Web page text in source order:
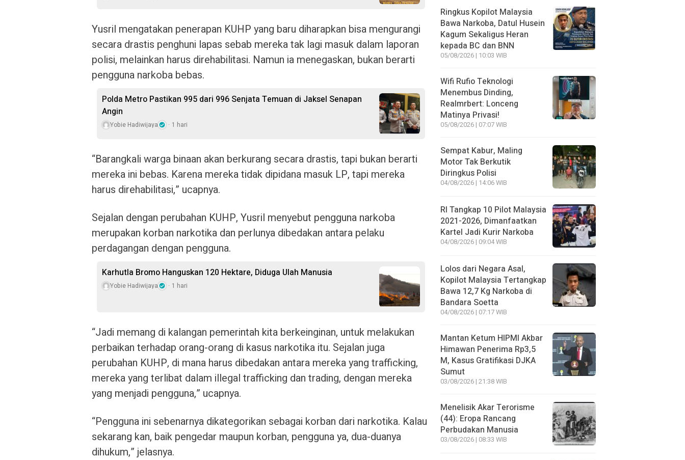
Yusril mengatakan penerapan KUHP yang baru diharapkan bisa mengurangi
secara drastis penghuni lapas sebab mereka tak lagi masuk dalam laporan
polisi, melainkan harus direhabilitasi. Namun ia menegaskan, bukan berarti
pengguna narkoba bebas.
Polda Metro Pastikan 995 dari 996 Senjata Temuan di Jaksel Senapan
Angin
Yobie Hadiwijaya 1 hari
“Barangkali warga binaan akan berkurang secara drastis, tapi bukan berarti
mereka ini bebas. Karena mereka tidak dipidana masuk LP, tapi mereka
harus direhabilitasi,” ucapnya.
Sejalan dengan perubahan KUHP, Yusril menyebut pengguna narkoba
merupakan korban narkotika dan perlunya dibedakan antara pelaku
perdagangan dengan pengguna.
Karhutla Bromo Hanguskan 120 Hektare, Diduga Ulah Manusia
Yobie Hadiwijaya 1 hari
“Jadi memang di kalangan pemerintah kita berkeinginan, untuk melakukan
perbaikan terhadap orang-orang di kasus narkotika itu. Sejalan juga
perubahan KUHP, di mana harus dibedakan antara mereka yang trafficking,
mereka yang terlibat dalam illegal trafficking dan trading, dengan mereka
yang menjadi pengguna,” ucapnya.
“Pengguna ini sebenarnya dikategorikan sebagai korban dari narkotika. Kalau
sekarang kan, baik pengedar maupun korban, pengguna ya, dua-duanya
dihukum,” jelasnya.
Ringkus Kopilot Malaysia
Bawa Narkoba, Datul Husein
Kagum Sekaligus Heran
kepada BC dan BNN
05/08/2026 | 10:03 WIB
Wifi Rufio Teknologi
Menembus Dinding,
Realmrbert: Lonceng
Matinya Privasi!
05/08/2026 | 07:07 WIB
Sempat Kabur, Maling
Motor Tak Berkutik
Diringkus Polisi
04/08/2026 | 14:06 WIB
RI Tangkap 10 Pilot Malaysia
2021-2026, Dimanfaatkan
Kartel Jadi Kurir Narkoba
04/08/2026 | 09:04 WIB
Lolos dari Negara Asal,
Kopilot Malaysia Tertangkap
Bawa 12,7 Kg Narkoba di
Bandara Soetta
04/08/2026 | 07:17 WIB
Mantan Ketum HIPMI Akbar
Himawan Penerima Rp3,5
M, Kasus Gratifikasi DJKA
Sumut
03/08/2026 | 21:38 WIB
Menelisik Akar Terorisme
(44): Eropa Rancang
Perbudakan Manusia
03/08/2026 | 08:33 WIB